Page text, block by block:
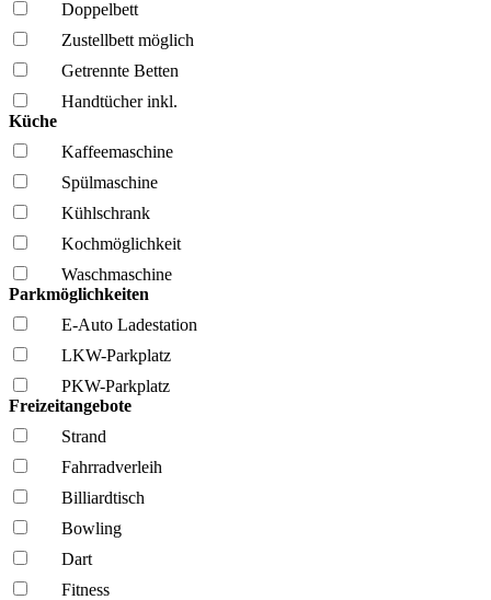
Doppelbett
Zustellbett möglich
Getrennte Betten
Handtücher inkl.
Küche
Kaffee­maschine
Spül­maschine
Kühl­schrank
Kochmöglich­keit
Wasch­maschine
Parkmöglichkeiten
E-Auto Ladestation
LKW-Parkplatz
PKW-Parkplatz
Freizeitangebote
Strand
Fahrrad­verleih
Billiardtisch
Bowling
Dart
Fitness